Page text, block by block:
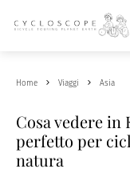
Home Viaggi Asia
Cosa vedere in
perfetto per
natura